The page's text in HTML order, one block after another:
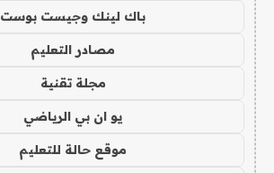
باك لينك وجيست بوست
مصادر التعليم
مجلة تقنية
يو ان بي الرياضي
موقع حالة للتعليم